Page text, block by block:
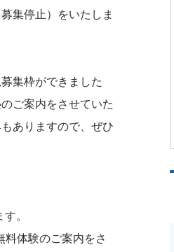
集停止）をいたしま
集枠ができました
ご案内をさせていた
ありますので、ぜひ
。
体験のご案内をさ